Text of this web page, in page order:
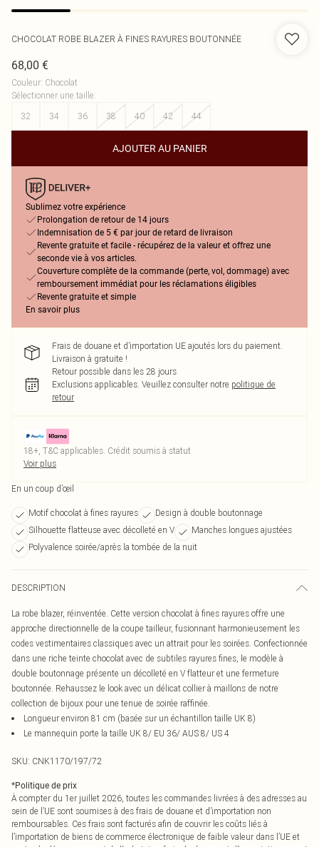
CHOCOLAT ROBE BLAZER À FINES RAYURES BOUTONNÉE
68,00 €
Couleur: Chocolat
Sélectionner une taille:
32
34 36 38 40 42 44
AJOUTER AU PANIER
Sublimez votre expérience
Prolongation de retour de 14 jours
Indemnisation de 5 € par jour de retard de livraison
Revente gratuite et facile - récupérez de la valeur et offrez une
seconde vie à vos articles.
Couverture complète de la commande (perte, vol, dommage) avec
remboursement immédiat pour les réclamations éligibles
Revente gratuite et simple
En savoir plus
Frais de douane et d’importation UE ajoutés lors du paiement.
Livraison à gratuite !
Retour possible dans les 28 jours
Exclusions applicables. Veuillez consulter notre politique de
retour
18+, T&C applicables. Crédit soumis à statut
Voir plus
En un coup d’œil
Motif chocolat à fines rayures
Design à double boutonnage
Silhouette flatteuse avec décolleté en V
Manches longues ajustées
Polyvalence soirée/après la tombée de la nuit
DESCRIPTION
La robe blazer, réinventée. Cette version chocolat à fines rayures offre une
approche directionnelle de la coupe tailleur, fusionnant harmonieusement les
codes vestimentaires classiques avec un attrait pour les soirées. Confectionnée
dans une riche teinte chocolat avec de subtiles rayures fines, le modèle à
double boutonnage présente un décolleté en V flatteur et une fermeture
boutonnée. Rehaussez le look avec un délicat collier à maillons de notre
collection de bijoux pour une tenue de soirée raffinée.
Longueur environ 81 cm (basée sur un échantillon taille UK 8)
Le mannequin porte la taille UK 8/ EU 36/ AUS 8/ US 4
SKU: CNK1170/197/72
*Politique de prix
À compter du 1er juillet 2026, toutes les commandes livrées à des adresses au
sein de l’UE sont soumises à des frais de douane et d’importation non
remboursables. Ces frais sont facturés afin de couvrir les coûts liés à
l’importation de biens de commerce électronique de faible valeur dans l’UE et